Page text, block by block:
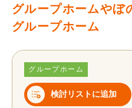
グループホームやぼ
グループホーム
グループホーム
検討リストに追加